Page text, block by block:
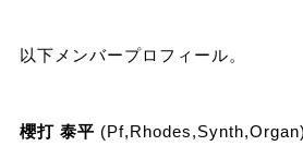
以下メンバープロフィール。
櫻打 泰平 (Pf,Rhodes,Synth,Organ)